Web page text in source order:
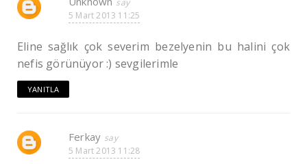
5 Mart 2013 11:25
Eline sağlık çok severim bezelyenin bu halini çok
nefis görünüyor :) sevgilerimle
YANITLA
Ferkay
5 Mart 2013 11:28